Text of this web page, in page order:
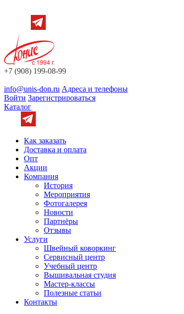
+7 (908) 199-08-99
info@unis-don.ru Адреса и телефоны
Войти Зарегистрироваться
Каталог
Как заказать
Доставка и оплата
Опт
Акции
Компания
История
Мероприятия
Фотогалерея
Новости
Партнёры
Отзывы
Услуги
Швейный коворкинг
Сервисный центр
Учебный центр
Вышивальная студия
Мастер-классы
Полезные статьи
Контакты